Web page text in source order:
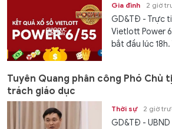
Gia đình 2 giờ
GD&TĐ - Trực
Vietlott Power
bắt đầu lúc
Tuyên Quang phân công Phó Chủ
trách giáo dục
Thời sự 2 giờ
GD&TĐ -